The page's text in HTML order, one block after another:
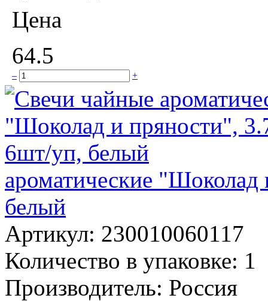
Цена
64.5
– +
ароматические
белый
Артикул: 230010060117
Количество в упаковке: 1
Производитель: Россия